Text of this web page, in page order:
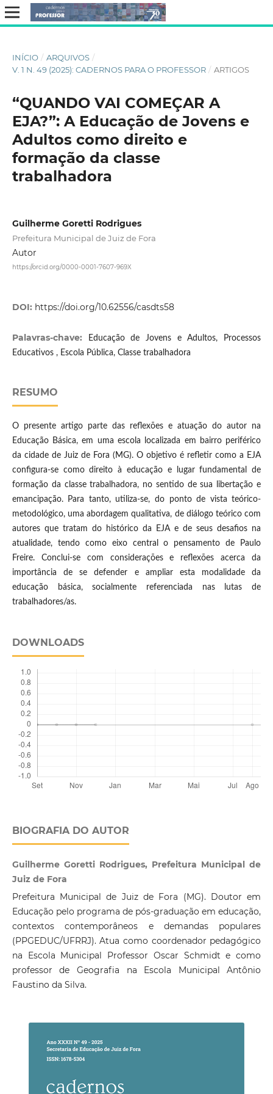
INÍCIO / ARQUIVOS /
V. 1 N. 49 (2025): CADERNOS PARA O PROFESSOR / ARTIGOS
“QUANDO VAI COMEÇAR A
EJA?”: A Educação de Jovens e
Adultos como direito e
formação da classe
trabalhadora
Guilherme Goretti Rodrigues
Prefeitura Municipal de Juiz de Fora
Autor
https://orcid.org/0000-0001-7607-969X
DOI: https://doi.org/10.62556/casdts58
Palavras-chave:
Educação de Jovens e Adultos, Processos
Educativos , Escola Pública, Classe trabalhadora
RESUMO
O presente artigo parte das reflexões e atuação do autor na
Educação Básica, em uma escola localizada em bairro periférico
da cidade de Juiz de Fora (MG). O objetivo é refletir como a EJA
configura-se como direito à educação e lugar fundamental de
formação da classe trabalhadora, no sentido de sua libertação e
emancipação. Para tanto, utiliza-se, do ponto de vista teórico-
metodológico, uma abordagem qualitativa, de diálogo teórico com
autores que tratam do histórico da EJA e de seus desafios na
atualidade, tendo como eixo central o pensamento de Paulo
Freire. Conclui-se com considerações e reflexões acerca da
importância de se defender e ampliar esta modalidade da
educação básica, socialmente referenciada nas lutas de
trabalhadores/as.
DOWNLOADS
BIOGRAFIA DO AUTOR
Guilherme Goretti Rodrigues, Prefeitura Municipal de
Juiz de Fora
Prefeitura Municipal de Juiz de Fora (MG). Doutor em
Educação pelo programa de pós-graduação em educação,
contextos contemporâneos e demandas populares
(PPGEDUC/UFRRJ). Atua como coordenador pedagógico
na Escola Municipal Professor Oscar Schmidt e como
professor de Geografia na Escola Municipal Antônio
Faustino da Silva.